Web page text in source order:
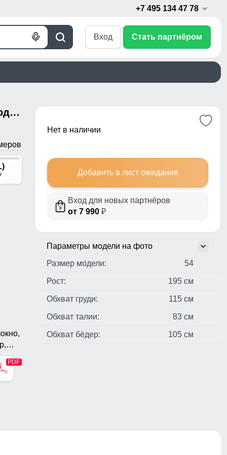
+7 495 134 47 78
Поиск
Голосовой
Вход Стать партнёром
Спортивный костюм мужской модный коричневого цвета 15010K
Нет в наличии
Добавить в лист ожидания
Вход для новых партнёров
от 7 990 ₽
Параметры модели на фото
Размер модели:
54
Рост: 195 см
Обхват груди: 115 см
Обхват талии: 83 см
Обхват бёдер: 105 см